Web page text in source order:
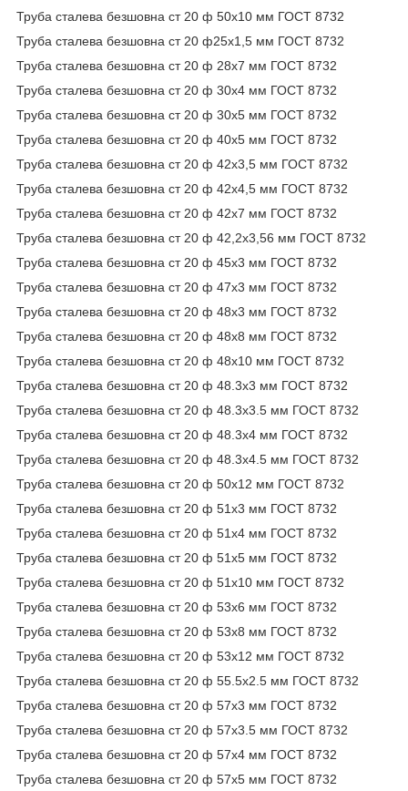
Труба сталева безшовна ст 20 ф 50х10 мм ГОСТ 8732
Труба сталева безшовна ст 20 ф25х1,5 мм ГОСТ 8732
Труба сталева безшовна ст 20 ф 28х7 мм ГОСТ 8732
Труба сталева безшовна ст 20 ф 30х4 мм ГОСТ 8732
Труба сталева безшовна ст 20 ф 30х5 мм ГОСТ 8732
Труба сталева безшовна ст 20 ф 40х5 мм ГОСТ 8732
Труба сталева безшовна ст 20 ф 42х3,5 мм ГОСТ 8732
Труба сталева безшовна ст 20 ф 42х4,5 мм ГОСТ 8732
Труба сталева безшовна ст 20 ф 42х7 мм ГОСТ 8732
Труба сталева безшовна ст 20 ф 42,2х3,56 мм ГОСТ 8732
Труба сталева безшовна ст 20 ф 45х3 мм ГОСТ 8732
Труба сталева безшовна ст 20 ф 47х3 мм ГОСТ 8732
Труба сталева безшовна ст 20 ф 48х3 мм ГОСТ 8732
Труба сталева безшовна ст 20 ф 48х8 мм ГОСТ 8732
Труба сталева безшовна ст 20 ф 48х10 мм ГОСТ 8732
Труба сталева безшовна ст 20 ф 48.3х3 мм ГОСТ 8732
Труба сталева безшовна ст 20 ф 48.3х3.5 мм ГОСТ 8732
Труба сталева безшовна ст 20 ф 48.3х4 мм ГОСТ 8732
Труба сталева безшовна ст 20 ф 48.3х4.5 мм ГОСТ 8732
Труба сталева безшовна ст 20 ф 50х12 мм ГОСТ 8732
Труба сталева безшовна ст 20 ф 51х3 мм ГОСТ 8732
Труба сталева безшовна ст 20 ф 51х4 мм ГОСТ 8732
Труба сталева безшовна ст 20 ф 51х5 мм ГОСТ 8732
Труба сталева безшовна ст 20 ф 51х10 мм ГОСТ 8732
Труба сталева безшовна ст 20 ф 53х6 мм ГОСТ 8732
Труба сталева безшовна ст 20 ф 53х8 мм ГОСТ 8732
Труба сталева безшовна ст 20 ф 53х12 мм ГОСТ 8732
Труба сталева безшовна ст 20 ф 55.5х2.5 мм ГОСТ 8732
Труба сталева безшовна ст 20 ф 57х3 мм ГОСТ 8732
Труба сталева безшовна ст 20 ф 57х3.5 мм ГОСТ 8732
Труба сталева безшовна ст 20 ф 57х4 мм ГОСТ 8732
Труба сталева безшовна ст 20 ф 57х5 мм ГОСТ 8732